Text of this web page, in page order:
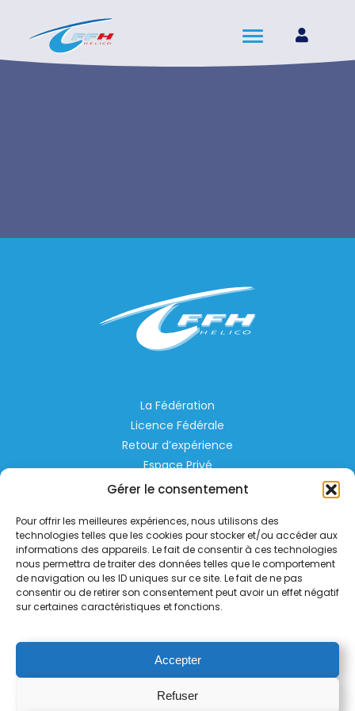
Gérer le consentement
Pour offrir les meilleures expériences, nous utilisons des
technologies telles que les cookies pour stocker et/ou accéder aux
informations des appareils. Le fait de consentir à ces technologies
nous permettra de traiter des données telles que le comportement
de navigation ou les ID uniques sur ce site. Le fait de ne pas
consentir ou de retirer son consentement peut avoir un effet négatif
sur certaines caractéristiques et fonctions.
Accepter
Refuser
La Fédération
Licence Fédérale
Retour d’expérience
Espace Privé
Règlementation
Aérodrome de Lognes Emerainville
77185 LOGNES
contact@helico.org